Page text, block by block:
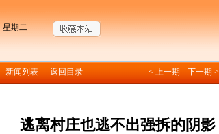
星期二
新闻列表 返回目录 < 上一期 下一期 >
逃离村庄也逃不出强拆的阴影